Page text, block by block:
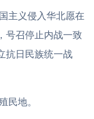
主义侵入华北愿在
号召停止内战一致
抗日民族统一战
地。